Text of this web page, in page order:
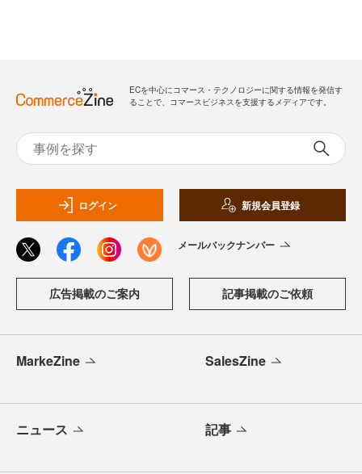
ECを中心にコマース・テクノロジーに関する情報を発信す
ることで、コマースビジネスを支援するメディアです。
ログイン 新規会員登録
メールバックナンバー
広告掲載のご案内 記事掲載のご依頼
MarkeZine SalesZine
ニュース 記事